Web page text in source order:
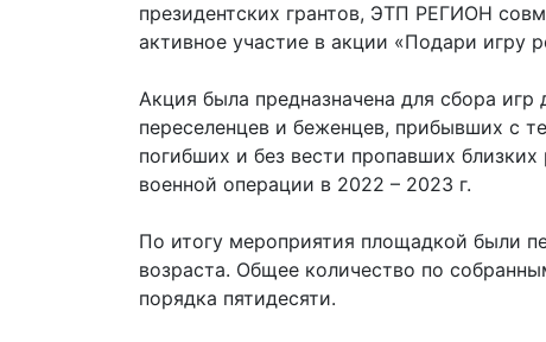
президентских грантов, ЭТП РЕГИОН
активное участие в акции «Подари игру
Акция была предназначена для сбора
переселенцев и беженцев, прибывших с
погибших и без вести пропавших близких
военной операции в 2022 – 2023 г.
По итогу мероприятия площадкой были
возраста. Общее количество по
порядка пятидесяти.